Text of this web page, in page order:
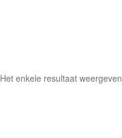
Het enkele resultaat weergeven